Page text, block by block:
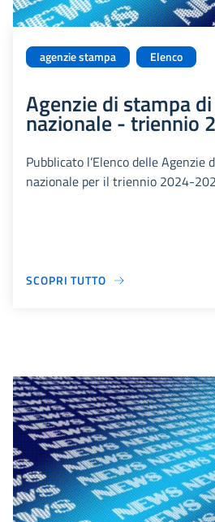
agenzie stampa Elenco
Agenzie di stampa
nazionale - triennio
Pubblicato l’Elenco delle Agenzie
nazionale per il triennio 2024-
SCOPRI TUTTO